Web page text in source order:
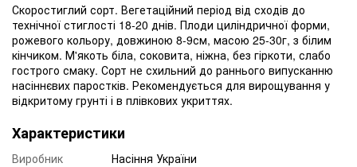
Скоростиглий сорт. Вегетаційний період від сходів до
технічної стиглості 18-20 днів. Плоди циліндричної форми,
рожевого кольору, довжиною 8-9см, масою 25-30г, з білим
кінчиком. М'якоть біла, соковита, ніжна, без гіркоти, слабо
гострого смаку. Сорт не схильний до раннього випусканню
насіннєвих паростків. Рекомендується для вирощування у
відкритому грунті і в плівкових укриттях.
Характеристики
Виробник
Насіння України